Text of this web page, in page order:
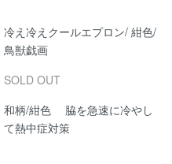
冷え冷えクールエプロン/ 紺色/
鳥獣戯画
SOLD OUT
和柄/紺色 脇を急速に冷やし
て熱中症対策